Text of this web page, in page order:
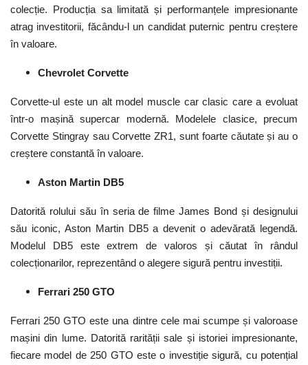
colecție. Producția sa limitată și performanțele impresionante
atrag investitorii, făcându-l un candidat puternic pentru creștere
în valoare.
Chevrolet Corvette
Corvette-ul este un alt model muscle car clasic care a evoluat
într-o mașină supercar modernă. Modelele clasice, precum
Corvette Stingray sau Corvette ZR1, sunt foarte căutate și au o
creștere constantă în valoare.
Aston Martin DB5
Datorită rolului său în seria de filme James Bond și designului
său iconic, Aston Martin DB5 a devenit o adevărată legendă.
Modelul DB5 este extrem de valoros și căutat în rândul
colecționarilor, reprezentând o alegere sigură pentru investiții.
Ferrari 250 GTO
Ferrari 250 GTO este una dintre cele mai scumpe și valoroase
mașini din lume. Datorită rarității sale și istoriei impresionante,
fiecare model de 250 GTO este o investiție sigură, cu potențial